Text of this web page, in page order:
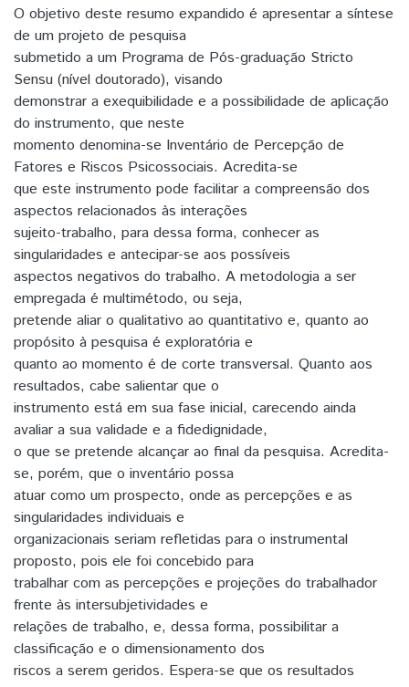
O objetivo deste resumo expandido é apresentar a síntese
de um projeto de pesquisa
submetido a um Programa de Pós-graduação Stricto
Sensu (nível doutorado), visando
demonstrar a exequibilidade e a possibilidade de aplicação
do instrumento, que neste
momento denomina-se Inventário de Percepção de
Fatores e Riscos Psicossociais. Acredita-se
que este instrumento pode facilitar a compreensão dos
aspectos relacionados às interações
sujeito-trabalho, para dessa forma, conhecer as
singularidades e antecipar-se aos possíveis
aspectos negativos do trabalho. A metodologia a ser
empregada é multimétodo, ou seja,
pretende aliar o qualitativo ao quantitativo e, quanto ao
propósito à pesquisa é exploratória e
quanto ao momento é de corte transversal. Quanto aos
resultados, cabe salientar que o
instrumento está em sua fase inicial, carecendo ainda
avaliar a sua validade e a fidedignidade,
o que se pretende alcançar ao final da pesquisa. Acredita-
se, porém, que o inventário possa
atuar como um prospecto, onde as percepções e as
singularidades individuais e
organizacionais seriam refletidas para o instrumental
proposto, pois ele foi concebido para
trabalhar com as percepções e projeções do trabalhador
frente às intersubjetividades e
relações de trabalho, e, dessa forma, possibilitar a
classificação e o dimensionamento dos
riscos a serem geridos. Espera-se que os resultados